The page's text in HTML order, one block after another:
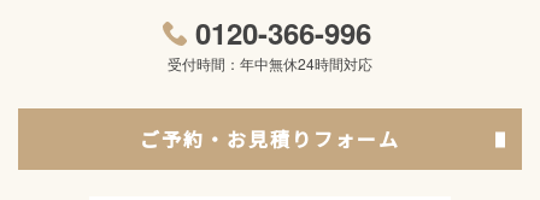
0120-366-996
受付時間：年中無休24時間対応
ご予約・お見積りフォーム